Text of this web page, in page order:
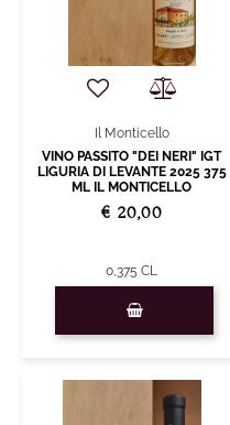
Il Monticello
VINO PASSITO "DEI NERI" IGT
LIGURIA DI LEVANTE 2025 375
ML IL MONTICELLO
€ 20,00
0,375 CL